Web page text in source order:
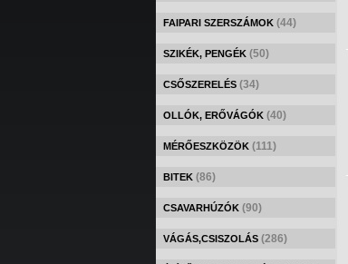
FAIPARI SZERSZÁMOK (44)
SZIKÉK, PENGÉK (50)
CSŐSZERELÉS (34)
OLLÓK, ERŐVÁGÓK (40)
MÉRŐESZKÖZÖK (111)
BITEK (86)
CSAVARHÚZÓK (90)
VÁGÁS,CSISZOLÁS (286)